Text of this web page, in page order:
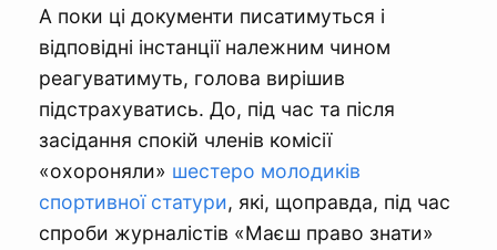
А поки ці документи писатимуться і
відповідні інстанції належним чином
реагуватимуть, голова вирішив
підстрахуватись. До, під час та після
засідання спокій членів комісії
«охороняли» шестеро молодиків
спортивної статури, які, щоправда, під час
спроби журналістів «Маєш право знати»